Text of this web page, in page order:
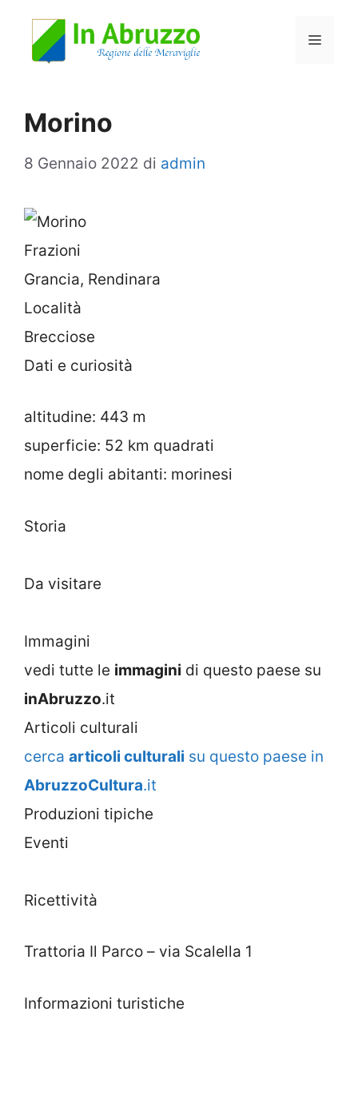
Menu
Morino
8 Gennaio 2022 di admin
Frazioni
Grancia, Rendinara
Località
Brecciose
Dati e curiosità
altitudine: 443 m
superficie: 52 km quadrati
nome degli abitanti: morinesi
Storia
Da visitare
Immagini
vedi tutte le immagini di questo paese su
inAbruzzo.it
Articoli culturali
cerca articoli culturali su questo paese in
AbruzzoCultura.it
Produzioni tipiche
Eventi
Ricettività
Trattoria Il Parco – via Scalella 1
Informazioni turistiche